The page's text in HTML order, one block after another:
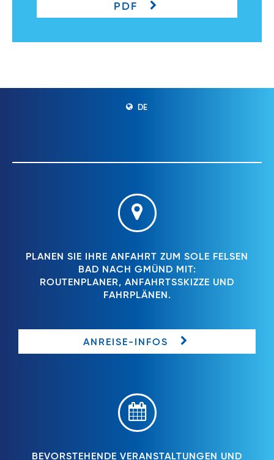
PDF
DE
PLANEN SIE IHRE ANFAHRT ZUM SOLE FELSEN
BAD NACH GMÜND MIT:
ROUTENPLANER, ANFAHRTSSKIZZE UND
FAHRPLÄNEN.
ANREISE-INFOS
BEVORSTEHENDE VERANSTALTUNGEN UND